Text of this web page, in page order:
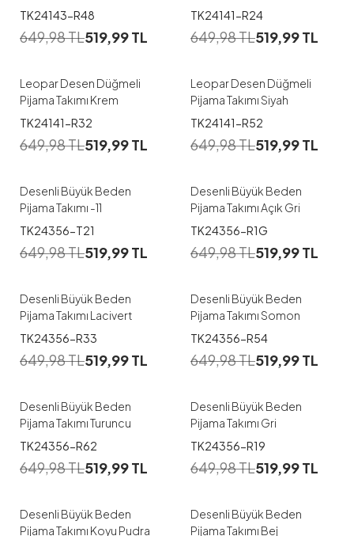
TK24143-R48
649,98TL519,99TL
TK24141-R24
649,98TL519,99TL
M L XL
Leopar Desen Düğmeli
Pijama Takımı Krem
TK24141-R32
649,98TL519,99TL
M L XL
Leopar Desen Düğmeli
Pijama Takımı Siyah
TK24141-R52
649,98TL519,99TL
4XL XXL 3XL
Desenli Büyük Beden
Pijama Takımı -11
TK24356-T21
649,98TL519,99TL
4XL XXL 3XL
Desenli Büyük Beden
Pijama Takımı Açık Gri
TK24356-R1G
649,98TL519,99TL
4XL XXL 3XL
Desenli Büyük Beden
Pijama Takımı Lacivert
TK24356-R33
649,98TL519,99TL
4XL XXL 3XL
Desenli Büyük Beden
Pijama Takımı Somon
TK24356-R54
649,98TL519,99TL
4XL XXL 3XL
Desenli Büyük Beden
Pijama Takımı Turuncu
TK24356-R62
649,98TL519,99TL
4XL XXL 3XL
Desenli Büyük Beden
Pijama Takımı Gri
TK24356-R19
649,98TL519,99TL
4XL XXL 3XL
Desenli Büyük Beden
Pijama Takımı Koyu Pudra
4XL XXL 3XL
Desenli Büyük Beden
Pijama Takımı Bej